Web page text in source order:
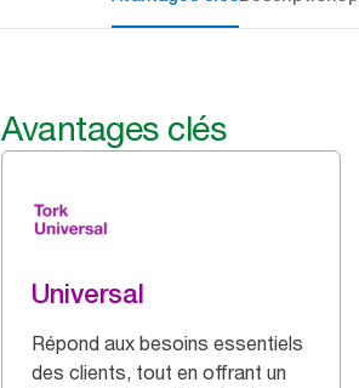
Avantages clés
Universal
Répond aux besoins essentiels
des clients, tout en offrant un